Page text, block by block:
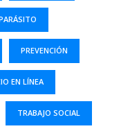
PREVENCIÓN
EN LÍNEA
TRABAJO SOCIAL